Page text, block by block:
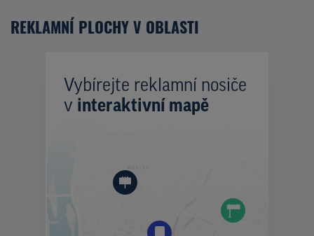
REKLAMNÍ PLOCHY V OBLASTI
Vybírejte reklamní nosiče
v interaktivní mapě